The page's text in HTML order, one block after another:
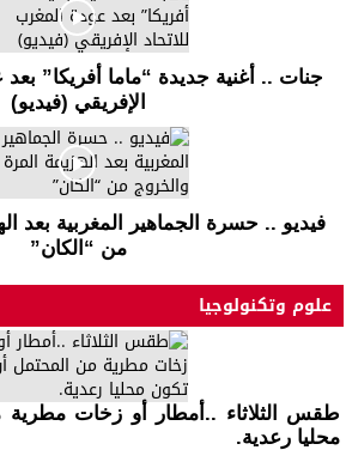
جنات .. أغنية جديدة “ماما أفريكا” بعد
الإفريقي (فيديو)
فيديو .. حسرة الجماهير المغربية بعد
من “الكان”
علوم وتكنولوجيا
طقس الثلاثاء ..أمطار أو زخات
محليا رعدية.